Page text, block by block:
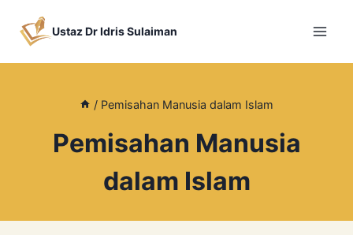
Ustaz Dr Idris Sulaiman
/ Pemisahan Manusia dalam Islam
Pemisahan Manusia
dalam Islam